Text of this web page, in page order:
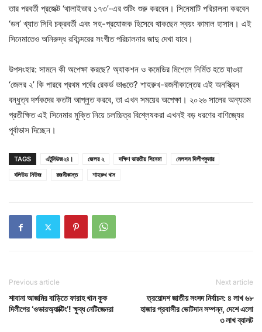
তার পরবর্তী প্রজেক্ট ‘থালাইভার ১৭৩’-এর শুটিং শুরু করবেন। সিনেমাটি পরিচালনা করবেন
‘ডন’ খ্যাত সিবি চক্রবর্তী এবং সহ-প্রযোজক হিসেবে থাকছেন স্বয়ং কামাল হাসান। এই
সিনেমাতেও অনিরুদ্ধ রবিচন্দরের সংগীত পরিচালনার জাদু দেখা যাবে।
উপসংহার: সামনে কী অপেক্ষা করছে? অ্যাকশন ও কমেডির মিশেলে নির্মিত হতে যাওয়া
‘জেলর ২’ কি পারবে প্রথম পর্বের রেকর্ড ভাঙতে? শাহরুখ-রজনীকান্তের এই অনস্ক্রিন
বন্ধুত্ব দর্শকদের কতটা আপ্লুত করবে, তা এখন সময়ের অপেক্ষা। ২০২৬ সালের অন্যতম
প্রতীক্ষিত এই সিনেমার মুক্তি নিয়ে চলচ্চিত্র বিশ্লেষকরা এখনই বড় ধরণের বাণিজ্যের
পূর্বাভাস দিচ্ছেন।
TAGS এটুনিউজ২৪। জেলর ২ দক্ষিণ ভারতীয় সিনেমা
নেলসন দিলীপকুমার
বলিউড নিউজ
রজনীকান্ত শাহরুখ খান
Previous article
শাবানা আজমির বাড়িতে ফারাহ খান কুক
দিলীপের ‘ওভারঅ্যাক্টিং’! ক্ষুব্ধ নেটিজেনরা
Next article
ত্রয়োদশ জাতীয় সংসদ নির্বাচন: ৪ লাখ ৬৮
হাজার প্রবাসীর ভোটদান সম্পন্ন, দেশে এলো
৩ লাখ ব্যালট